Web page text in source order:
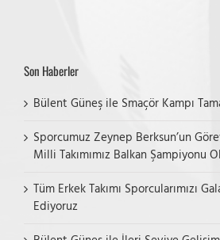
Son Haberler
Bülent Güneş ile Smaçör Kampı
Sporcumuz Zeynep Berksun’un
Milli Takımımız Balkan Şampiyonu
Tüm Erkek Takımı Sporcularımızı
Ediyoruz